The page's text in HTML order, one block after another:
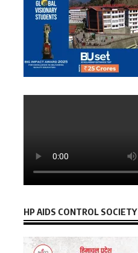
HP AIDS CONTROL SOCIETY